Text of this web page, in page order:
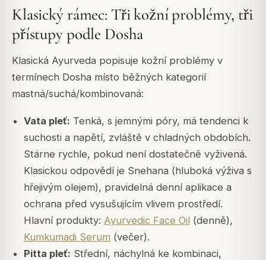
Klasický rámec: Tři kožní problémy, tři
přístupy podle Dosha
Klasická Ayurveda popisuje kožní problémy v
termínech Dosha místo běžných kategorií
mastná/suchá/kombinovaná:
Vata pleť: Tenká, s jemnými póry, má tendenci k
suchosti a napětí, zvláště v chladných obdobích.
Stárne rychle, pokud není dostatečně vyživená.
Klasickou odpovědí je Snehana (hluboká výživa s
hřejivým olejem), pravidelná denní aplikace a
ochrana před vysušujícím vlivem prostředí.
Hlavní produkty: Ayurvedic Face Oil (denně),
Kumkumadi Serum (večer).
Pitta pleť: Střední, náchylná ke kombinaci,